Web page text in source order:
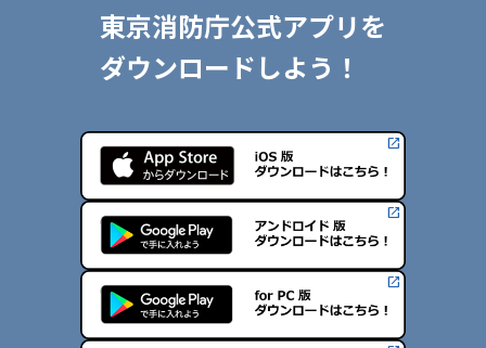
東京消防庁公式アプリを
ダウンロードしよう！